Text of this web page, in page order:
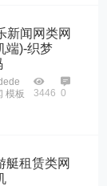
新闻网类网
端)-织梦
模板
3446 0
艇租赁类网